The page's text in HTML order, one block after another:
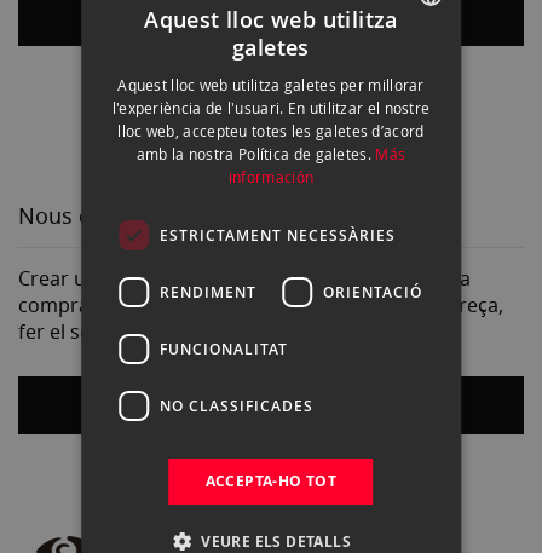
Iniciar sessió
Has oblidat la contrasenya?
Nous clients
Crear un compte té molts avantatges: finalitzar la
compra més ràpidament, guardar més d'una adreça,
fer el seguiment de les comandes i molt més.
Crear un compte
ENGLISH
CATALAN
Aquest lloc web utilitza
galetes
Aquest lloc web utilitza galetes per millorar
l'experiència de l'usuari. En utilitzar el nostre
lloc web, accepteu totes les galetes d’acord
amb la nostra Política de galetes. Más
información
ESTRICTAMENT NECESSÀRIES
RENDIMENT ORIENTACIÓ
FUNCIONALITAT
NO CLASSIFICADES
ACCEPTA-HO TOT
VEURE ELS DETALLS